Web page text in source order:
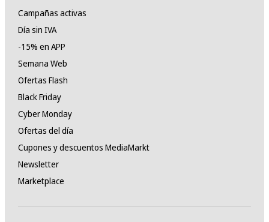
Campañas activas
Día sin IVA
-15% en APP
Semana Web
Ofertas Flash
Black Friday
Cyber Monday
Ofertas del día
Cupones y descuentos MediaMarkt
Newsletter
Marketplace